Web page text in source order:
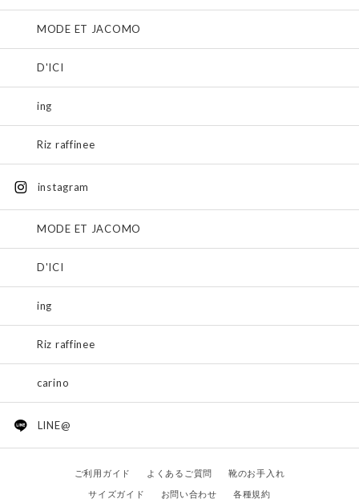
MODE ET JACOMO
D'ICI
ing
Riz raffinee
instagram
MODE ET JACOMO
D'ICI
ing
Riz raffinee
carino
LINE@
ご利用ガイド よくあるご質問
靴のお手入れ
サイズガイド
お問い合わせ 各種規約